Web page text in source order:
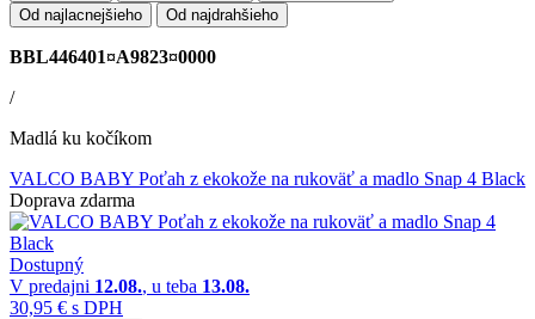
Od najlacnejšieho
Od najdrahšieho
BBL446401¤A9823¤0000
/
Madlá ku kočíkom
VALCO BABY Poťah z ekokože na rukoväť a madlo Snap 4 Black
Doprava zdarma
Dostupný
V predajni 12.08., u teba 13.08.
30,95 € s DPH